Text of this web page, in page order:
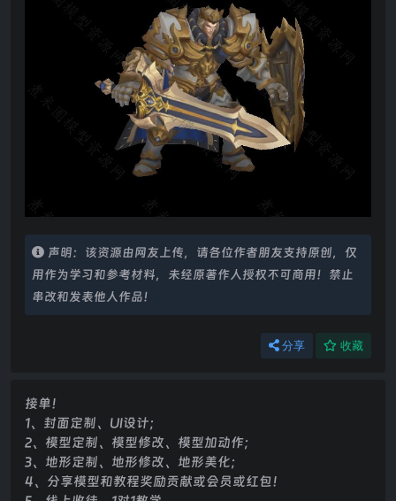
声明：该资源由网友上传，请各位作者朋友支持原创，仅
用作为学习和参考材料，未经原著作人授权不可商用！禁止
串改和发表他人作品！
分享 收藏
接单！
1、封面定制、UI设计；
2、模型定制、模型修改、模型加动作；
3、地形定制、地形修改、地形美化；
4、分享模型和教程奖励贡献或会员或红包！